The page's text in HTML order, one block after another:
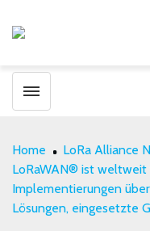
Toggle menubar
Home
LoRa Alliance
LoRaWAN® ist
Implementierungen
Lösungen, eingesetzte